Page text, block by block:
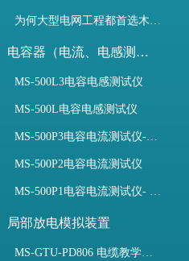
为何大型电网工程都首选木森电气成套电力测试设备？
电容器（电流、电感测试）
MS-500L3电容电感测试仪
MS-500L电容电感测试仪
MS-500P3电容电流测试仪-3PT、两种4PT、1PT连接方式
MS-500P2电容电流测试仪
MS-500P1电容电流测试仪- 支持3PT、4PT、1PT
局部放电模拟装置
MS-GTU-PD806 电缆教学用局部放电模拟装置